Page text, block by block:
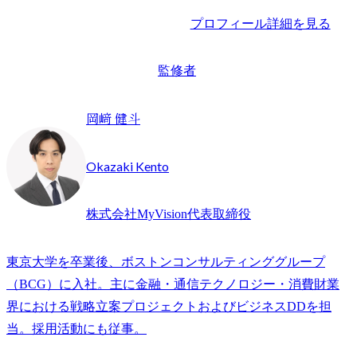
プロフィール詳細を見る
監修者
岡﨑 健斗
Okazaki Kento
株式会社MyVision代表取締役
東京大学を卒業後、ボストンコンサルティンググループ
（BCG）に入社。主に金融・通信テクノロジー・消費財業
界における戦略立案プロジェクトおよびビジネスDDを担
当。採用活動にも従事。